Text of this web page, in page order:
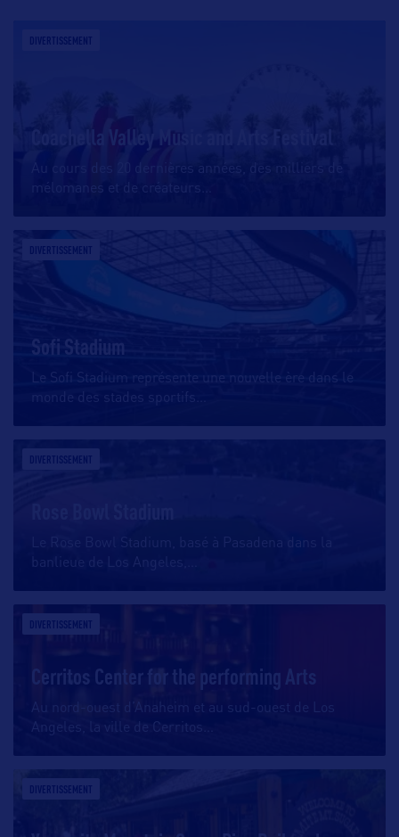
DIVERTISSEMENT
Coachella Valley Music and Arts Festival
Au cours des 20 dernières années, des milliers de
mélomanes et de créateurs
DIVERTISSEMENT
Sofi Stadium
Le Sofi Stadium représente une nouvelle ère dans le
monde des stades sportifs
DIVERTISSEMENT
Le Rose Bowl Stadium, basé à Pasadena dans la
banlieue de Los Angeles,
DIVERTISSEMENT
Cerritos Center for the performing Arts
Au nord-ouest d’Anaheim et au sud-ouest de Los
Angeles, la ville de Cerritos
DIVERTISSEMENT